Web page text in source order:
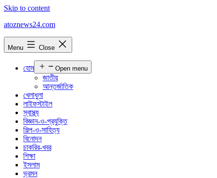
Skip to content
atoznews24.com
Menu Close
হোম Open menu
জাতীয়
আন্তর্জাতিক
খেলাধুলা
লাইফস্টাইল
স্বাস্থ্য
বিজ্ঞান-ও-প্রযুক্তি
শিল্প-ও-সাহিত্য
বিনোদন
চাকরির-খবর
শিক্ষা
ইসলাম
ভ্রমন